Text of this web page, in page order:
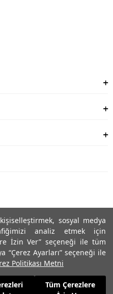
sosyal medya
analiz etmek için
İzin Ver” seçeneği ile tüm
Ayarları” seçeneği ile
Politikası Metni
Tüm Çerezlere
İzinsiz kullanılamaz